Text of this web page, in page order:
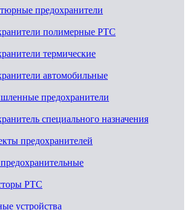
предохранители
полимерные PTC
термические
автомобильные
предохранители
специального назначения
предохранителей
PTC
устройства